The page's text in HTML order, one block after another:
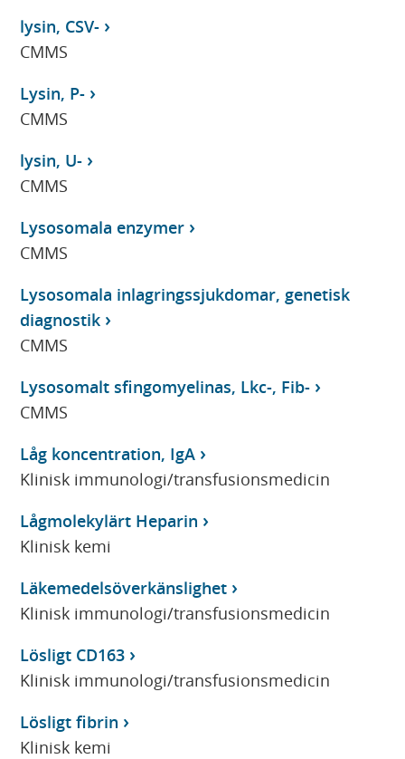
lysin, CSV-
CMMS
Lysin, P-
CMMS
lysin, U-
CMMS
Lysosomala enzymer
CMMS
Lysosomala inlagringssjukdomar, genetisk
diagnostik
CMMS
Lysosomalt sfingomyelinas, Lkc-, Fib-
CMMS
Låg koncentration, IgA
Klinisk immunologi/transfusionsmedicin
Lågmolekylärt Heparin
Klinisk kemi
Läkemedelsöverkänslighet
Klinisk immunologi/transfusionsmedicin
Lösligt CD163
Klinisk immunologi/transfusionsmedicin
Lösligt fibrin
Klinisk kemi